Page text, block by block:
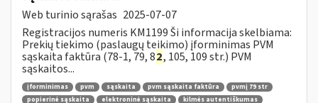
Web turinio sąrašas 2025-07-07
Registracijos numeris KM1199 Ši informacija skelbiama:
Prekių tiekimo (paslaugų teikimo) įforminimas PVM
sąskaita faktūra (78-1, 79, 82, 105, 109 str.) PVM
sąskaitos...
įforminimas pvm sąskaita pvm sąskaita faktūra
pvmį 79 str
popierinė sąskaita
elektroninė sąskaita
kilmės autentiškumas